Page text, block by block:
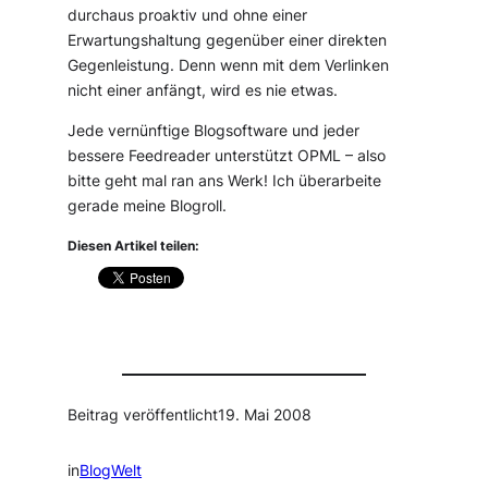
durchaus proaktiv und ohne einer
Erwartungshaltung gegenüber einer direkten
Gegenleistung. Denn wenn mit dem Verlinken
nicht einer anfängt, wird es nie etwas.
Jede vernünftige Blogsoftware und jeder
bessere Feedreader unterstützt OPML – also
bitte geht mal ran ans Werk! Ich überarbeite
gerade meine Blogroll.
Diesen Artikel teilen:
Beitrag veröffentlicht19. Mai 2008
inBlogWelt